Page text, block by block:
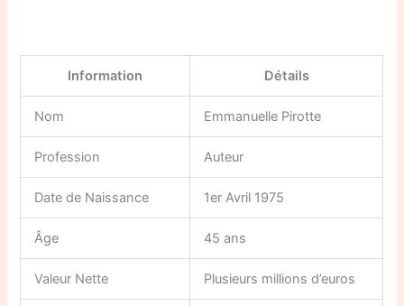
Information Détails
Nom Emmanuelle Pirotte
Profession Auteur
Date de Naissance 1er Avril 1975
Âge 45 ans
Valeur Nette Plusieurs millions d’euros